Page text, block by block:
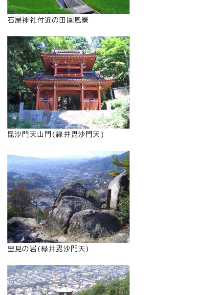
石屋神社付近の田園風景
毘沙門天山門(緑井毘沙門天)
里見の岩(緑井毘沙門天)